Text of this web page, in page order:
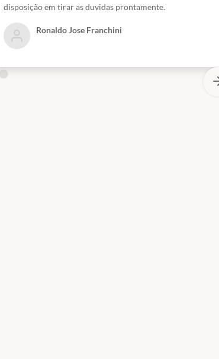
disposição em tirar as duvidas prontamente.
Ronaldo Jose Franchini